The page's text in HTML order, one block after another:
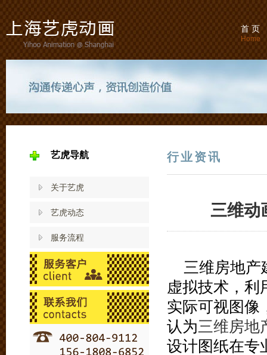
首 页
Home
艺虎导航
关于艺虎
艺虎动态
服务流程
行业资讯
三维动
三维房地产
虚拟技术，利
实际可视图像
认为三维房地
设计图纸在专